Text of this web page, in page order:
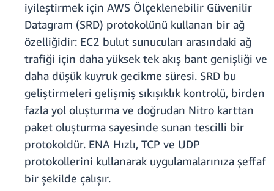
iyileştirmek için AWS Ölçeklenebilir Güvenilir
Datagram (SRD) protokolünü kullanan bir ağ
özelliğidir: EC2 bulut sunucuları arasındaki ağ
trafiği için daha yüksek tek akış bant genişliği ve
daha düşük kuyruk gecikme süresi. SRD bu
geliştirmeleri gelişmiş sıkışıklık kontrolü, birden
fazla yol oluşturma ve doğrudan Nitro karttan
paket oluşturma sayesinde sunan tescilli bir
protokoldür. ENA Hızlı, TCP ve UDP
protokollerini kullanarak uygulamalarınıza şeffaf
bir şekilde çalışır.